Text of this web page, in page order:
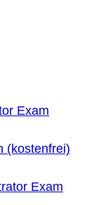
Exam
(kostenfrei)
Exam